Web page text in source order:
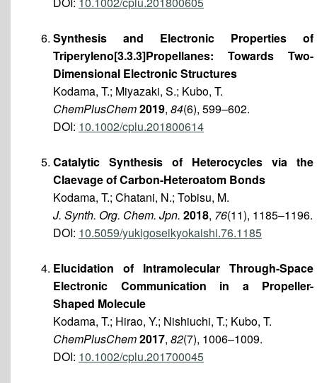
Synthesis and Electronic Properties of
Triperyleno[3.3.3]Propellanes: Towards Two-
Dimensional Electronic Structures
Kodama, T.; Miyazaki, S.; Kubo, T.
ChemPlusChem2019, 84(6), 599–602.
DOI: 10.1002/cplu.201800614
Catalytic Synthesis of Heterocycles via the
Claevage of Carbon-Heteroatom Bonds
Kodama, T.; Chatani, N.; Tobisu, M.
J. Synth. Org. Chem. Jpn. 2018, 76(11), 1185–1196.
DOI: 10.5059/yukigoseikyokaishi.76.1185
Elucidation of Intramolecular Through-Space
Electronic Communication in a Propeller-
Shaped Molecule
Kodama, T.; Hirao, Y.; Nishiuchi, T.; Kubo, T.
ChemPlusChem2017, 82(7), 1006–1009.
DOI: 10.1002/cplu.201700045